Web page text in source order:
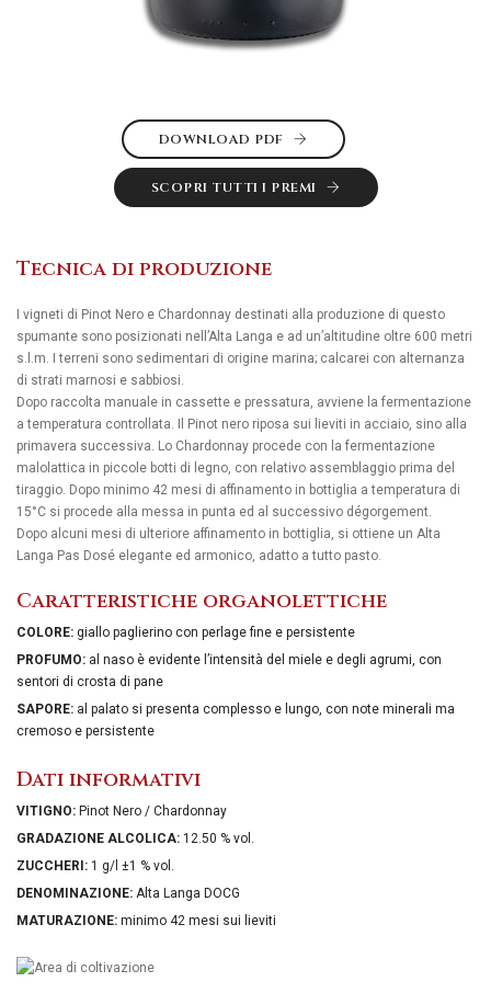
DOWNLOAD PDF
SCOPRI TUTTI I PREMI
Tecnica di produzione
I vigneti di Pinot Nero e Chardonnay destinati alla produzione di questo
spumante sono posizionati nell’Alta Langa e ad un’altitudine oltre 600 metri
s.l.m. I terreni sono sedimentari di origine marina; calcarei con alternanza
di strati marnosi e sabbiosi.
Dopo raccolta manuale in cassette e pressatura, avviene la fermentazione
a temperatura controllata. Il Pinot nero riposa sui lieviti in acciaio, sino alla
primavera successiva. Lo Chardonnay procede con la fermentazione
malolattica in piccole botti di legno, con relativo assemblaggio prima del
tiraggio. Dopo minimo 42 mesi di affinamento in bottiglia a temperatura di
15°C si procede alla messa in punta ed al successivo dégorgement.
Dopo alcuni mesi di ulteriore affinamento in bottiglia, si ottiene un Alta
Langa Pas Dosé elegante ed armonico, adatto a tutto pasto.
Caratteristiche organolettiche
COLORE: giallo paglierino con perlage fine e persistente
PROFUMO: al naso è evidente l’intensità del miele e degli agrumi, con
sentori di crosta di pane
SAPORE: al palato si presenta complesso e lungo, con note minerali ma
cremoso e persistente
Dati informativi
VITIGNO: Pinot Nero / Chardonnay
GRADAZIONE ALCOLICA: 12.50 % vol.
ZUCCHERI: 1 g/l ±1 % vol.
DENOMINAZIONE: Alta Langa DOCG
MATURAZIONE: minimo 42 mesi sui lieviti